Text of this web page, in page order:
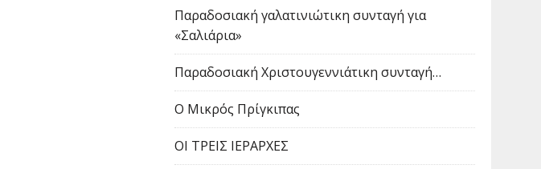
Παραδοσιακή γαλατινιώτικη συνταγή για
«Σαλιάρια»
Παραδοσιακή Χριστουγεννιάτικη συνταγή…
Ο Μικρός Πρίγκιπας
ΟΙ ΤΡΕΙΣ ΙΕΡΑΡΧΕΣ